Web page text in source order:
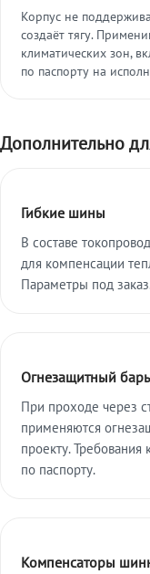
Корпус не
создаёт тягу.
климатических зон,
по паспорту на
Дополнительно
Гибкие шины
В составе
для компенсации
Параметры под
Огнезащитный
При проходе через
применяются
проекту. Требования
по паспорту.
Компенсаторы